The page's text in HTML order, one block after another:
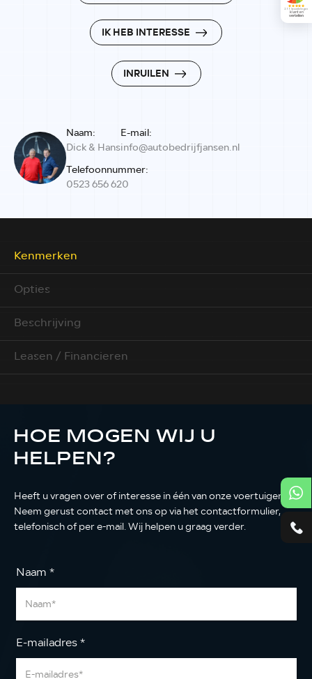
IK HEB INTERESSE
INRUILEN
Naam:
Dick & Hans
E-mail:
info@autobedrijfjansen.nl
Telefoonnummer:
0523 656 620
Kenmerken
Opties
Beschrijving
Leasen / Financieren
HOE MOGEN WIJ U
HELPEN?
Heeft u vragen over of interesse in één van onze voertuigen?
Neem gerust contact met ons op via het contactformulier,
telefonisch of per e-mail. Wij helpen u graag verder.
Naam *
E-mailadres*